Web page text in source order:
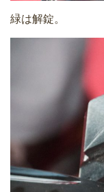
緑は解錠。